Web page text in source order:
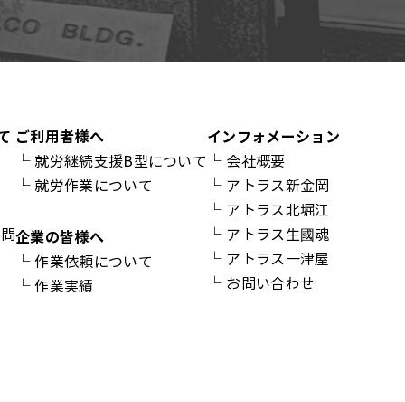
ご利用者様へ
└ 就労継続支援B型について
└ 就労作業について
企業の皆様へ
└作業依頼について
└作業実績
インフォメーション
└ 会社概要
└ アトラス新金岡
└ アトラス北堀江
└ アトラス生國魂
└ アトラス一津屋
└ お問い合わせ